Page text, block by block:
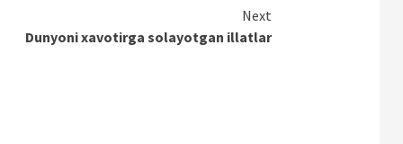
Next
Dunyoni xavotirga solayotgan illatlar